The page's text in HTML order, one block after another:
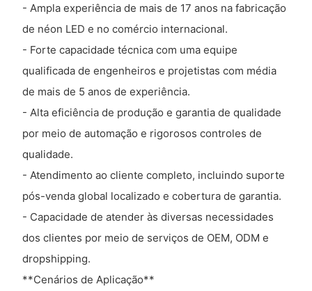
- Ampla experiência de mais de 17 anos na fabricação
de néon LED e no comércio internacional.
- Forte capacidade técnica com uma equipe
qualificada de engenheiros e projetistas com média
de mais de 5 anos de experiência.
- Alta eficiência de produção e garantia de qualidade
por meio de automação e rigorosos controles de
qualidade.
- Atendimento ao cliente completo, incluindo suporte
pós-venda global localizado e cobertura de garantia.
- Capacidade de atender às diversas necessidades
dos clientes por meio de serviços de OEM, ODM e
dropshipping.
**Cenários de Aplicação**